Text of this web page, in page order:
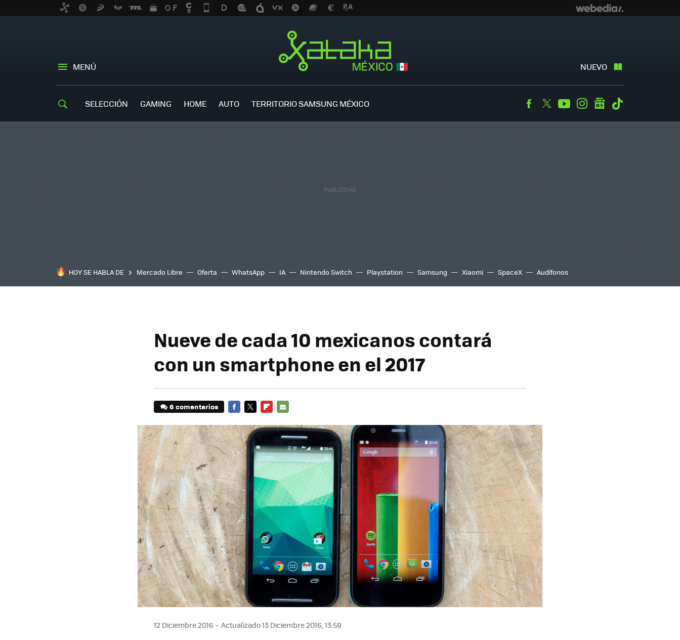
MENÚ NUEVO
SELECCIÓN GAMING HOME AUTO TERRITORIO SAMSUNG MÉXICO Facebook
TwitterYoutubeInstagramgooglenews
HOY SE HABLA DE Mercado Libre Oferta WhatsApp IA Nintendo Switch Playstation Samsung Xiaomi SpaceX Audífonos
Nueve de cada 10 mexicanos contará
con un smartphone en el 2017
6 comentarios
MAIL
12 Diciembre 2016 Actualizado 13 Diciembre 2016, 13:59